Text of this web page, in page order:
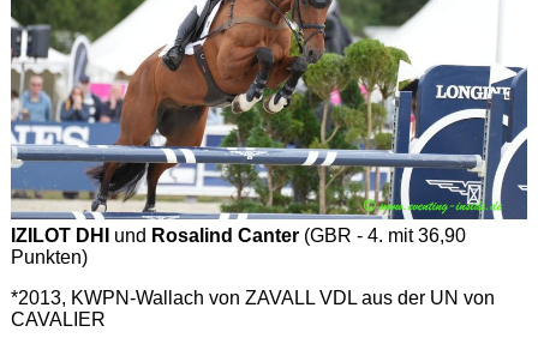
IZILOT DHI und Rosalind Canter(GBR - 4. mit 36,90
Punkten)
*2013, KWPN-Wallach von ZAVALL VDL aus der UN von
CAVALIER